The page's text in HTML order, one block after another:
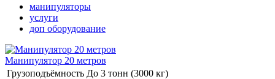
манипуляторы
услуги
доп оборудование
Манипулятор 20 метров
Грузоподъёмность До 3 тонн (3000 кг)